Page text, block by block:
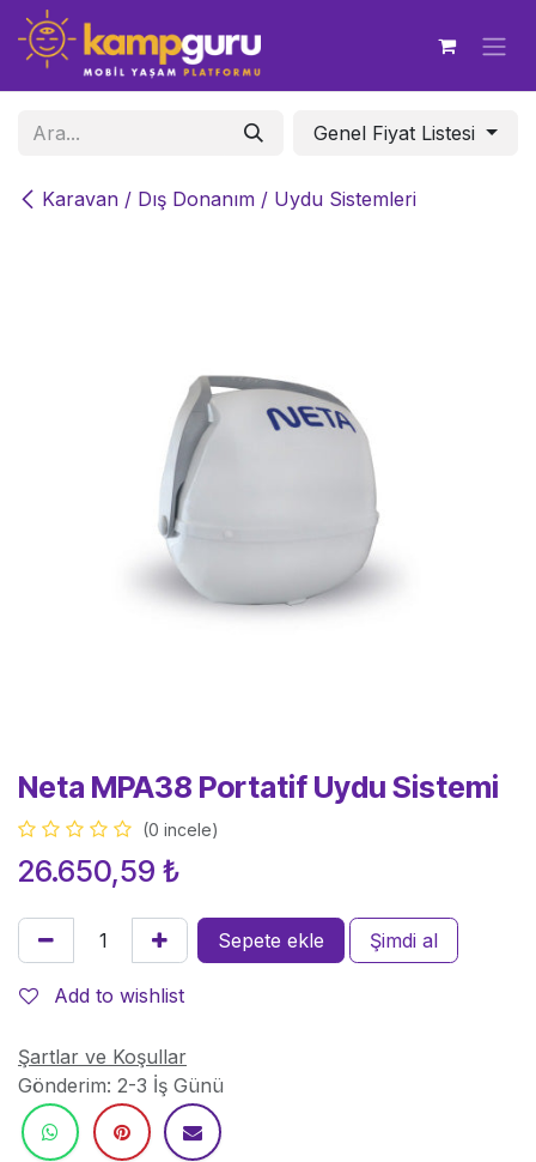
İçereği Atla
Karavan / Dış Donanım / Uydu Sistemleri
Genel Fiyat Listesi
Neta MPA38 Portatif Uydu Sistemi
(0 incele)
26.650,59 ₺
Sepete ekle Şimdi al
Add to wishlist
Şartlar ve Koşullar
Gönderim: 2-3 İş Günü